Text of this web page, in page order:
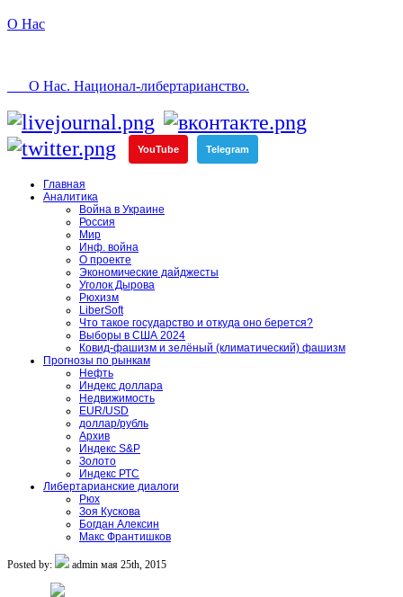
О Нас
О Нас. Национал-либертарианство.
YouTube Telegram
Главная
Аналитика
Война в Украине
Россия
Мир
Инф. война
О проекте
Экономические дайджесты
Уголок Дырова
Рюхизм
LiberSoft
Что такое государство и откуда оно берется?
Выборы в США 2024
Ковид-фашизм и зелёный (климатический) фашизм
Прогнозы по рынкам
Нефть
Индекс доллара
Недвижимость
EUR/USD
доллар/рубль
Архив
Индекс S&P
Золото
Индекс РТС
Либертарианские диалоги
Рюх
Зоя Кускова
Богдан Алексин
Макс Франтишков
Posted by: admin мая 25th, 2015